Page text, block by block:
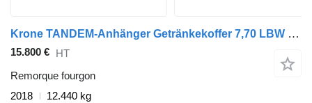
Krone TANDEM-Anhänger Getränkekoffer 7,70 LBW 2.000 kg
15.800 € HT
Remorque fourgon
2018
12.440 kg